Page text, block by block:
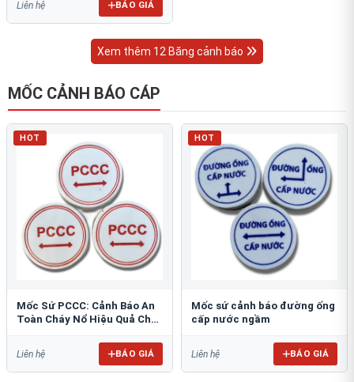
Liên hệ BÁO GIÁ
Xem thêm 12 Băng cảnh báo
MỐC CẢNH BÁO CÁP
HOT
Mốc Sứ PCCC: Cảnh Báo An
Toàn Cháy Nổ Hiệu Quả Cho
Liên hệ BÁO GIÁ
HOT
Mốc sứ cảnh báo đường ống
cấp nước ngầm
Liên hệ BÁO GIÁ